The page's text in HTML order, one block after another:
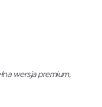
wersja premium,